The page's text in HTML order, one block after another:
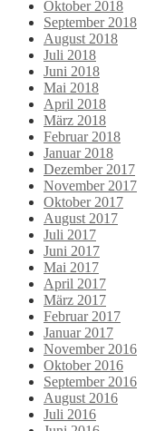
Oktober 2018
September 2018
August 2018
Juli 2018
Juni 2018
Mai 2018
April 2018
März 2018
Februar 2018
Januar 2018
Dezember 2017
November 2017
Oktober 2017
August 2017
Juli 2017
Juni 2017
Mai 2017
April 2017
März 2017
Februar 2017
Januar 2017
November 2016
Oktober 2016
September 2016
August 2016
Juli 2016